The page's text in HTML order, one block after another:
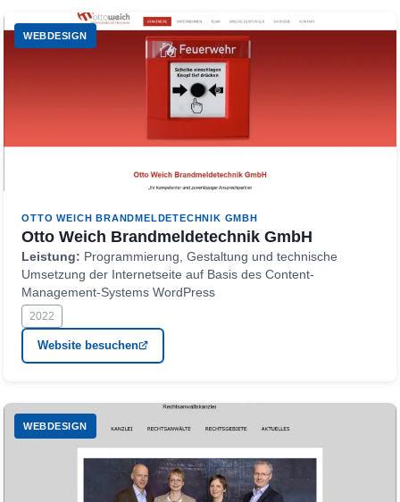
WEBDESIGN
OTTO WEICH BRANDMELDETECHNIK GMBH
Otto Weich Brandmeldetechnik GmbH
Leistung: Programmierung, Gestaltung und technische
Umsetzung der Internetseite auf Basis des Content-
Management-Systems WordPress
2022
Website besuchen
WEBDESIGN